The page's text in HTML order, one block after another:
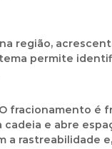
região,
permite
fracionamento
e abre
a rastreabilidade